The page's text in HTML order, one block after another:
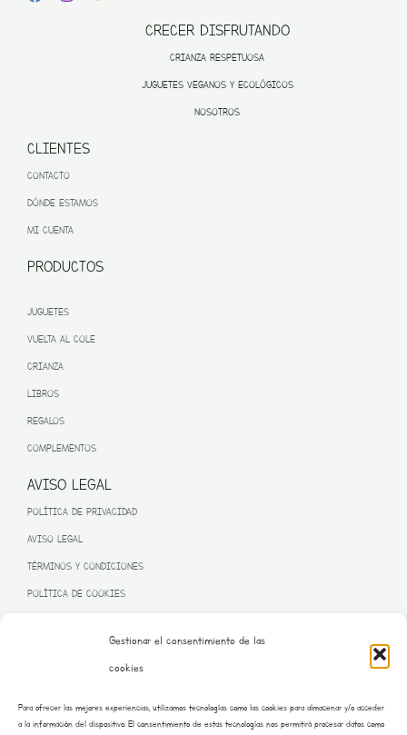
Gestionar el consentimiento de las
cookies
Para ofrecer las mejores experiencias, utilizamos tecnologías como las cookies para almacenar y/o acceder
a la información del dispositivo. El consentimiento de estas tecnologías nos permitirá procesar datos como
CRECER DISFRUTANDO
CRIANZA RESPETUOSA
JUGUETES VEGANOS Y ECOLÓGICOS
NOSOTROS
CLIENTES
CONTACTO
DÓNDE ESTAMOS
MI CUENTA
PRODUCTOS
JUGUETES
VUELTA AL COLE
CRIANZA
LIBROS
REGALOS
COMPLEMENTOS
AVISO LEGAL
POLÍTICA DE PRIVACIDAD
AVISO LEGAL
TÉRMINOS Y CONDICIONES
POLÍTICA DE COOKIES
– NEXT GENERATION EU